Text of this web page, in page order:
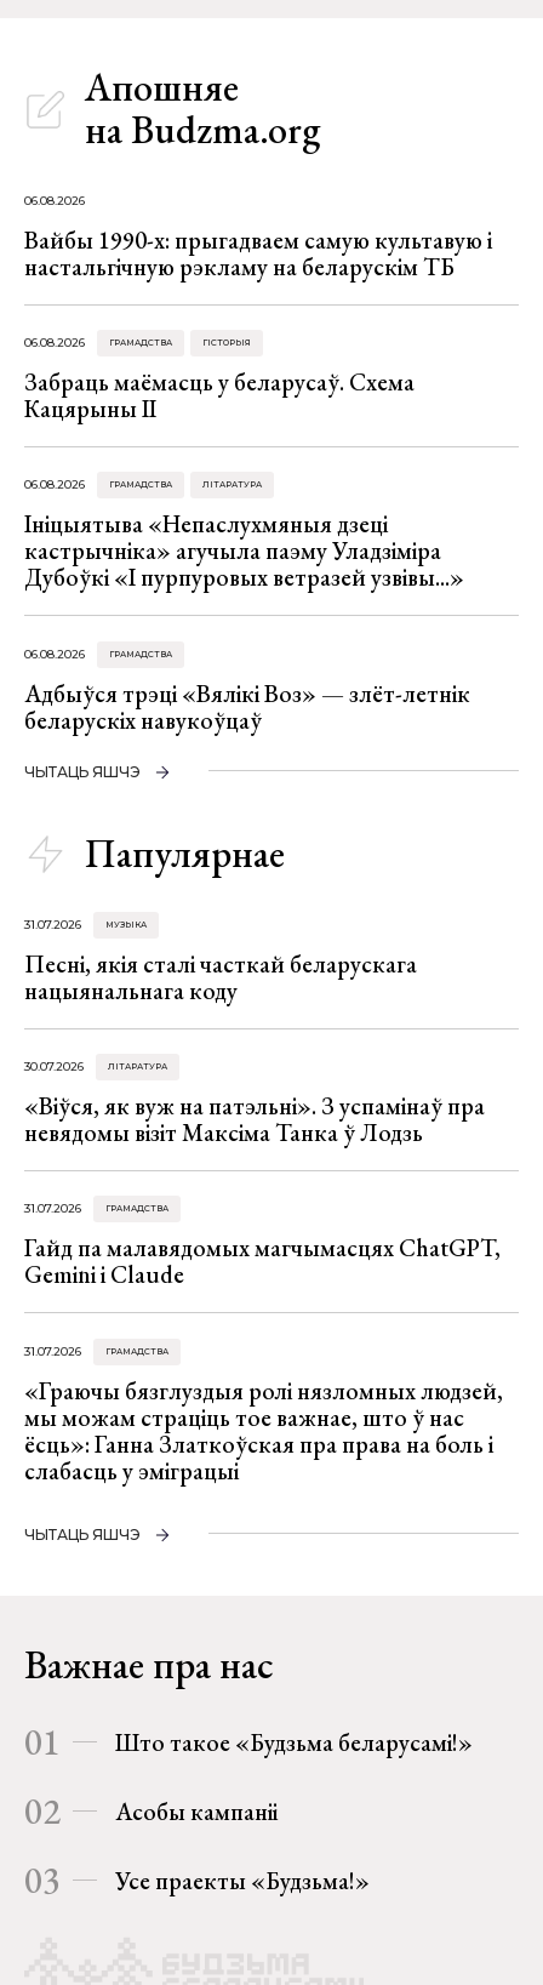
Апошняе
на Budzma.org
06.08.2026
Вайбы 1990-х: прыгадваем самую культавую і
настальгічную рэкламу на беларускім ТБ
06.08.2026 ГРАМАДСТВА ГІСТОРЫЯ
Забраць маёмасць у беларусаў. Схема
Кацярыны ІІ
06.08.2026 ГРАМАДСТВА ЛІТАРАТУРА
Ініцыятыва «Непаслухмяныя дзеці
кастрычніка» агучыла паэму Уладзіміра
Дубоўкі «І пурпуровых ветразей узвівы...»
06.08.2026 ГРАМАДСТВА
Адбыўся трэці «Вялікі Воз» — злёт-летнік
беларускіх навукоўцаў
ЧЫТАЦЬ ЯШЧЭ
Папулярнае
31.07.2026 МУЗЫКА
Песні, якія сталі часткай беларускага
нацыянальнага коду
30.07.2026 ЛІТАРАТУРА
«Віўся, як вуж на патэльні». З успамінаў пра
невядомы візіт Максіма Танка ў Лодзь
31.07.2026 ГРАМАДСТВА
Гайд па малавядомых магчымасцях ChatGPT,
Gemini і Claude
31.07.2026 ГРАМАДСТВА
«Граючы бязглуздыя ролі нязломных людзей,
мы можам страціць тое важнае, што ў нас
ёсць»: Ганна Златкоўская пра права на боль і
слабасць у эміграцыі
ЧЫТАЦЬ ЯШЧЭ
Важнае пра нас
01 Што такое «Будзьма беларусамі!»
02 Асобы кампаніі
03 Усе праекты «Будзьма!»